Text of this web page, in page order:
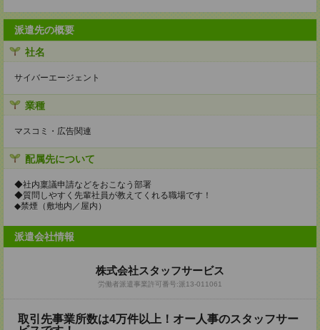
派遣先の概要
社名
サイバーエージェント
業種
マスコミ・広告関連
配属先について
◆社内稟議申請などをおこなう部署
◆質問しやすく先輩社員が教えてくれる職場です！
◆禁煙（敷地内／屋内）
派遣会社情報
株式会社スタッフサービス
労働者派遣事業許可番号:派13-011061
取引先事業所数は4万件以上！オー人事のスタッフサー